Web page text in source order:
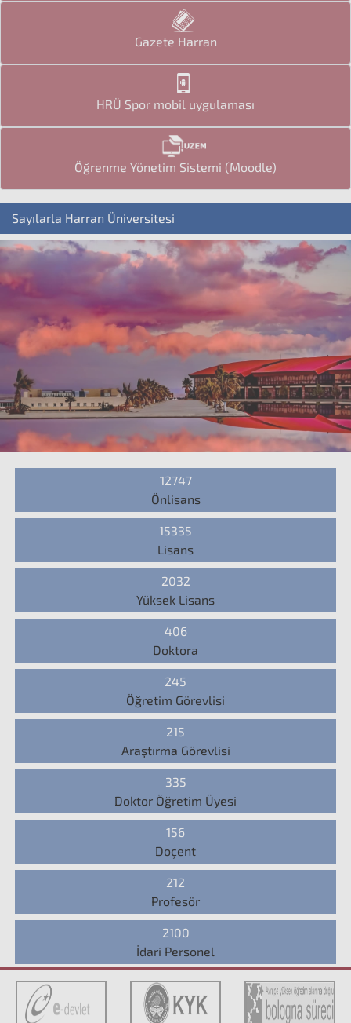
Gazete Harran
HRÜ Spor mobil uygulaması
Öğrenme Yönetim Sistemi (Moodle)
Sayılarla Harran Üniversitesi
12747
Önlisans
15335
Lisans
2032
Yüksek Lisans
406
Doktora
245
Öğretim Görevlisi
215
Araştırma Görevlisi
335
Doktor Öğretim Üyesi
156
Doçent
212
Profesör
2100
İdari Personel